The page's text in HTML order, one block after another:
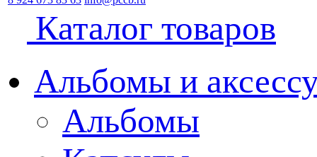
Каталог товаров
Альбомы и
Альбомы